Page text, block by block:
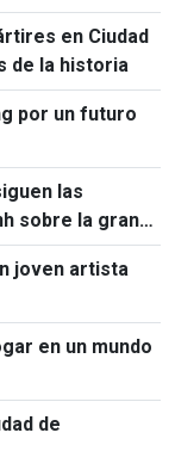
en Ciudad
de la historia
por un futuro
las
sobre la gran
joven artista
en un mundo
de